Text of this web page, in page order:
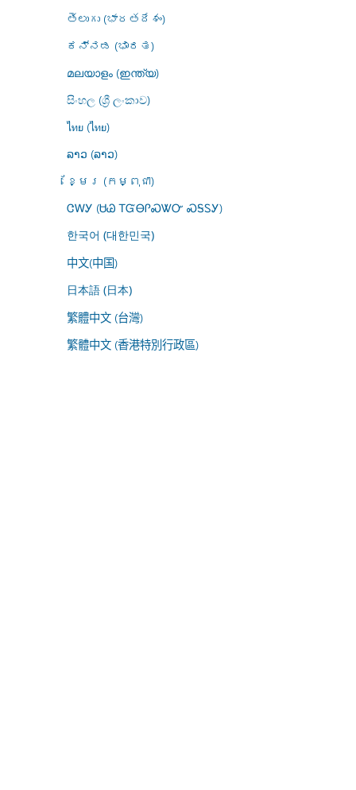
తెలుగు (భారతదేశం)
ಕನ್ನಡ (ಭಾರತ)
മലയാളം (ഇന്ത്യ)
සිංහල (ශ්‍රී ලංකාව)
ไทย (ไทย)
ລາວ (ລາວ)
ខ្មែរ (កម្ពុជា)
ᏣᎳᎩ (ᏌᏊ ᎢᏳᎾᎵᏍᏔᏅ ᏍᎦᏚᎩ)
한국어 (대한민국)
中文(中国)
日本語 (日本)
繁體中文 (台灣)
繁體中文 (香港特別行政區)